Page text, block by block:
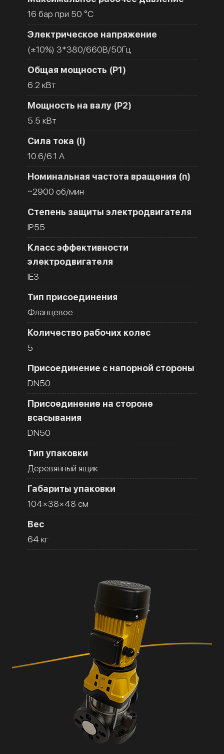
16 бар при 50 °C
Электрическое напряжение
(±10%) 3*380/660В/50Гц
Общая мощность (Р1)
6.2 кВт
Мощность на валу (Р2)
5.5 кВт
Сила тока (I)
10.6/6.1 A
Номинальная частота вращения (n)
~2900 об/мин
Степень защиты электродвигателя
IP55
Класс эффективности
электродвигателя
IE3
Тип присоединения
Фланцевое
Количество рабочих колес
5
Присоединение с напорной стороны
DN50
Присоединение на стороне
всасывания
DN50
Тип упаковки
Деревянный ящик
Габариты упаковки
104×38×48 см
Вес
64 кг